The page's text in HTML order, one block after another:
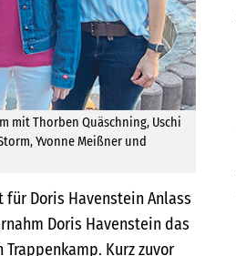
mit Thorben Quäschning, Uschi
Yvonne Meißner und
Doris Havenstein Anlass
Doris Havenstein das
Kurz zuvor